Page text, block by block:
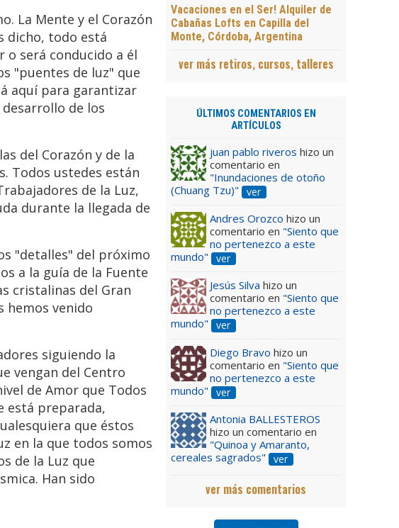
La Mente y el Corazón
dicho, todo está
o será conducido a él
"puentes de luz" que
aquí para garantizar
de los
del Corazón y de la
Todos ustedes están
de la Luz,
durante la llegada de
"detalles" del próximo
a la guía de la Fuente
cristalinas del Gran
hemos venido
siguiendo la
vengan del Centro
de Amor que Todos
está preparada,
que éstos
en la que todos somos
de la Luz que
Han sido
Vacaciones en el Ser! Alquiler de
Cabañas Lofts en Capilla del
Monte, Córdoba, Argentina
ver más retiros, cursos, talleres
ÚLTIMOS COMENTARIOS EN
ARTÍCULOS
juan pablo riveros hizo un
comentario en
"Inundaciones de otoño
(Chuang Tzu)"
ver
Andres Orozco hizo un
comentario en "Siento que
no pertenezco a este
mundo"
ver
Jesús Silva hizo un
comentario en "Siento que
no pertenezco a este
mundo"
ver
Diego Bravo hizo un
comentario en "Siento que
no pertenezco a este
mundo"
ver
Antonia BALLESTEROS
hizo un comentario en
"Quinoa y Amaranto,
cereales sagrados"
ver
ver más comentarios